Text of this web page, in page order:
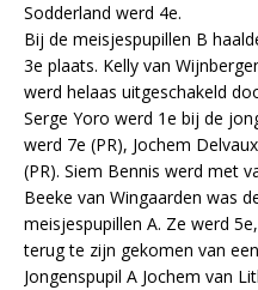
Sodderland werd 4e.
Bij de meisjespupillen B
3e plaats. Kelly van
werd helaas uitgeschakeld
Serge Yoro werd 1e bij de
werd 7e (PR), Jochem
(PR). Siem Bennis werd met
Beeke van Wingaarden was
meisjespupillen A. Ze werd
terug te zijn gekomen van
Jongenspupil A Jochem van